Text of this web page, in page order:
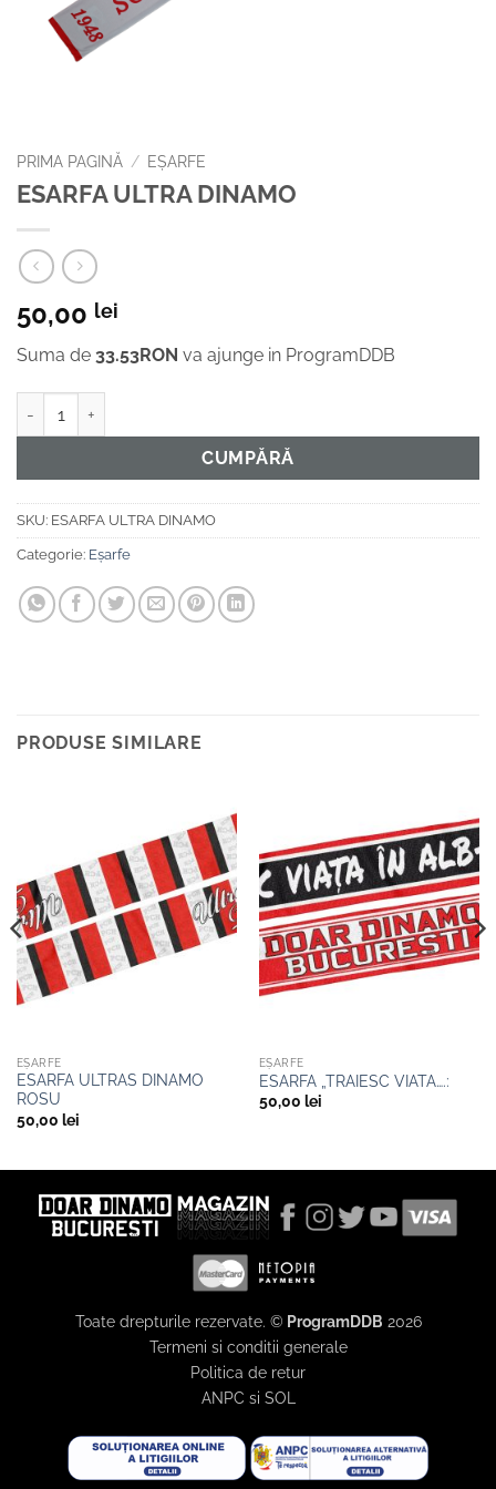
PRIMA PAGINĂ / EȘARFE
ESARFA ULTRA DINAMO
50,00 lei
Suma de 33.53RON va ajunge in ProgramDDB
CUMPĂRĂ
SKU: ESARFA ULTRA DINAMO
Categorie: Eșarfe
PRODUSE SIMILARE
EȘARFE
ESARFA ULTRAS DINAMO
ROSU
50,00 lei
EȘARFE
ESARFA „TRAIESC VIATA….:
50,00 lei
Toate drepturile rezervate. © ProgramDDB 2026
Termeni si conditii generale
Politica de retur
ANPC si SOL